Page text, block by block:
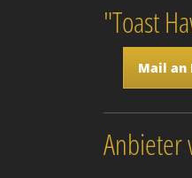
"Toast
Mail an
Anbieter